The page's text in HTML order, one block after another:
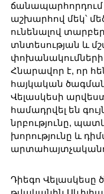
ճանապարհորդում
աշխարհով մեկ՝
ունենալով
տնտեսության և
փոխանակումների
Հնարավոր է, որ
հայկական ծագման
Վելասկեսի
համադրվել են
նրբությունը,
խորությունը և
Դիեգո Վելասկեսը